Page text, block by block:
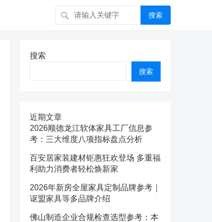
搜索
搜索
搜索
近期文章
2026顺德龙江软体家具工厂信息参
考：三大维度八项指标盘点分析
百安居家装建材钜惠狂欢登场 多重福
利助力消费者轻松焕新家
2026年新房全屋家具定制品牌参考｜
讴盟家具等多品牌介绍
佛山制造企业合规检查选型参考：本